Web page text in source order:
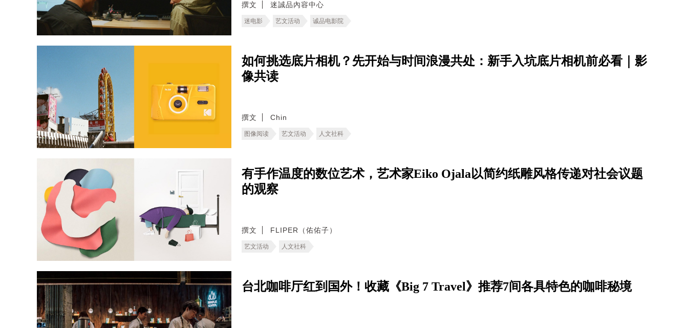
撰文 迷誠品內容中心
迷电影 艺文活动 诚品电影院
如何挑选底片相机？先开始与时间浪漫共处：新手入坑底片相机前必看｜影
像共读
撰文 Chin
图像阅读 艺文活动 人文社科
有手作温度的数位艺术，艺术家Eiko Ojala以简约纸雕风格传递对社会议题
的观察
撰文 FLIPER（佑佑子）
艺文活动 人文社科
台北咖啡厅红到国外！收藏《Big 7 Travel》推荐7间各具特色的咖啡秘境